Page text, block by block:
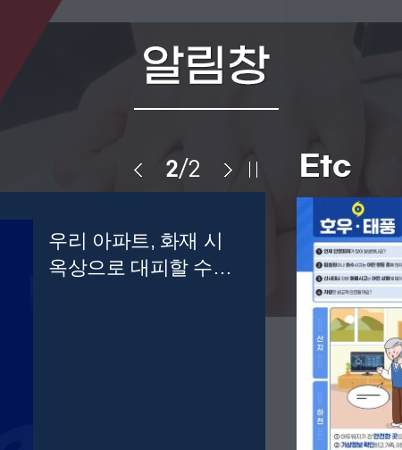
2/2
우리 아파트, 화재 시
옥상으로 대피할 수